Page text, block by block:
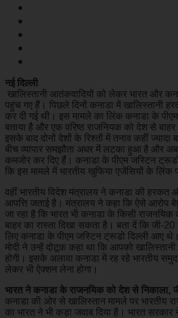
नई दिल्ली
खालिस्तानी आतंकवादियों को लेकर भारत और
पहुंच गए हैं। पिछले दिनों कनाडा में खालिस्तानी
कर दी गई थी। इस मामले का लिंक कनाडा के
बताया है और एक वरिष्ठ राजनियक को देश से
इसके बाद दोनों देशों के रिश्तों में तनाव कहीं
बीच व्यापार समझौता अधर में लटका हुआ है और
कमजोर कर दिए हैं। कनाडा के पीएम जस्टिन
कि इस मामले में भारतीय खुफिया एजेंसियों के लिंक
वहीं भारतीय विदेश मंत्रालय ने कनाडा की
आपत्ति जताई है। मंत्रालय ने कहा कि ऐसे आरोप
जा रहा है कि भारत भी कनाडा के किसी
बाहर का रास्ता दिखा सकता है। बता दें कि जी-
लिए कनाडा के पीएम जस्टिन ट्रूडो दिल्ली आए थे।
मोदी ने उन्हें दोटूक कहा था कि आपको
होगी। इसके अलावा कनाडा में रह रहे भारतीय
लेकर भी ऐक्शन लेना होगा।
भारत ने कनाडा के राजनयिक को देश से निकाला,
कनाडा की ओर से खालिस्तान मामले पर भारतीय
का भारत ने भी कड़ा जवाब दिया है। भारत